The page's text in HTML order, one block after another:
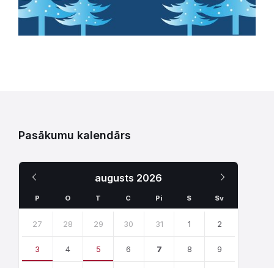
Pasākumu kalendārs
augusts 2026
Mēnesis
P O T C Pi S Sv
calendar
27 28 29 30 31 1 2
3 4 5 6 7 8 9